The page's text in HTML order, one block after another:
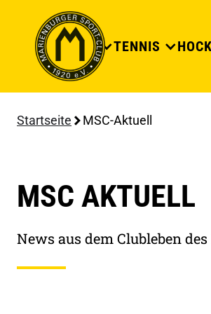
DER CLUB TENNIS
Startseite MSC-Aktuell
MSC AKTUELL
News aus dem Clubleben